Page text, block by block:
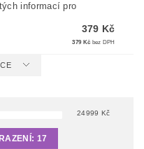
informací pro
379 Kč
379 Kč bez DPH
24999 Kč
17